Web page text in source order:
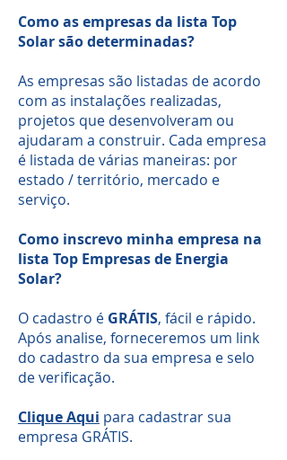
Como as empresas da lista Top
Solar são determinadas?
As empresas são listadas de acordo
com as instalações realizadas,
projetos que desenvolveram ou
ajudaram a construir. Cada empresa
é listada de várias maneiras: por
estado / território, mercado e
serviço.
Como inscrevo minha empresa na
lista Top Empresas de Energia
Solar?
O cadastro é GRÁTIS, fácil e rápido.
Após analise, forneceremos um link
do cadastro da sua empresa e selo
de verificação.
Clique Aqui para cadastrar sua
empresa GRÁTIS.